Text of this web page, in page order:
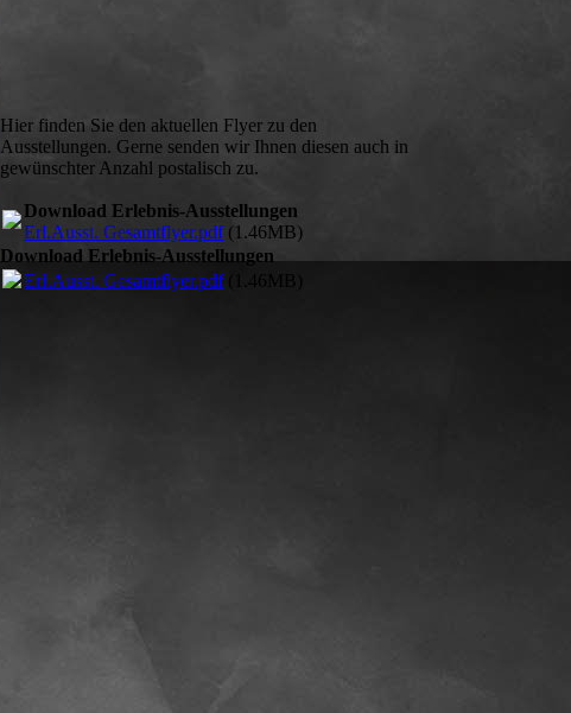
Hier finden Sie den aktuellen Flyer zu den
Ausstellungen. Gerne senden wir Ihnen diesen auch in
gewünschter Anzahl postalisch zu.
Download Erlebnis-Ausstellungen
Erl.Ausst. Gesamtflyer.pdf(1.46MB)
Download Erlebnis-Ausstellungen
Erl.Ausst. Gesamtflyer.pdf(1.46MB)